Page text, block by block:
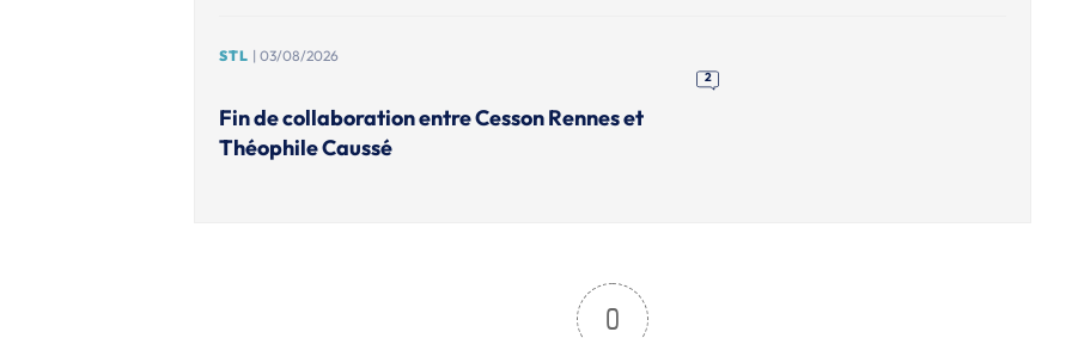
STL | 03/08/2026
2
Fin de collaboration entre Cesson Rennes et
Théophile Caussé
0